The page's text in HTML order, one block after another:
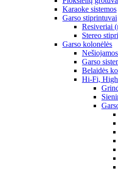
Karaoke sistemos
Garso stiprintuvai
Resiveriai
Stereo
Garso kolonėlės
Garso
Belaidės
Hi-Fi,